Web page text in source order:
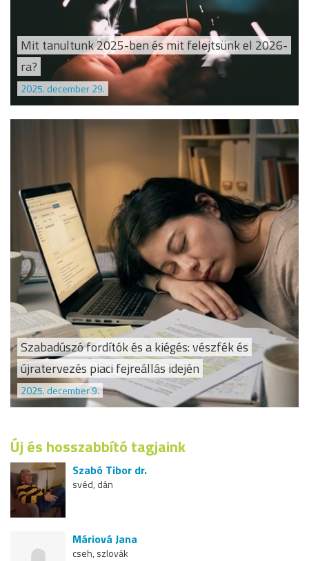
Mit tanultunk 2025-ben és mit felejtsünk el 2026-
ra?
2025. december 29.
Szabadúszó fordítók és a kiégés: vészfék és
újratervezés piaci fejreállás idején
2025. december 9.
Új és hosszabbító tagjaink
Szabó Tibor dr.
svéd, dán
Máriová Jana
cseh, szlovák